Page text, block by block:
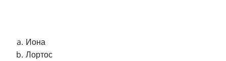
Иона
Лортос